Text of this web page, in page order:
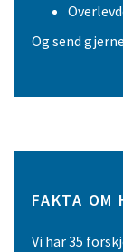
Og send
FAKTA OM
Vi har 35